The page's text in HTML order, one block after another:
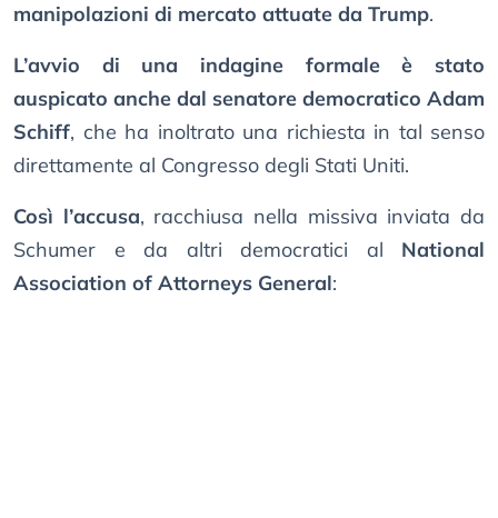
manipolazioni di mercato attuate da Trump.
L’avvio di una indagine formale è stato
auspicato anche dal senatore democratico Adam
Schiff, che ha inoltrato una richiesta in tal senso
direttamente al Congresso degli Stati Uniti.
Così l’accusa, racchiusa nella missiva inviata da
Schumer e da altri democratici al National
Association of Attorneys General: